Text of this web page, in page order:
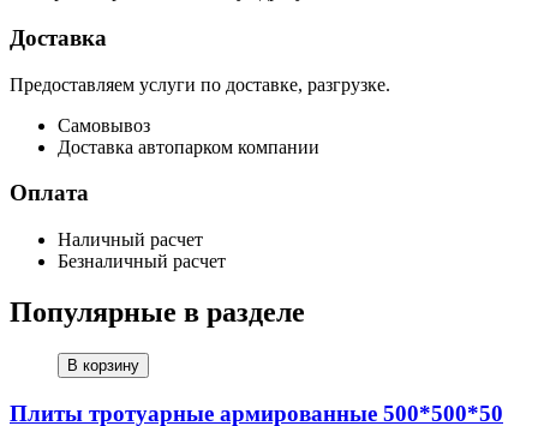
Доставка
Предоставляем услуги по доставке, разгрузке.
Самовывоз
Доставка автопарком компании
Оплата
Наличный расчет
Безналичный расчет
Популярные в разделе
В корзину
Плиты тротуарные армированные 500*500*50